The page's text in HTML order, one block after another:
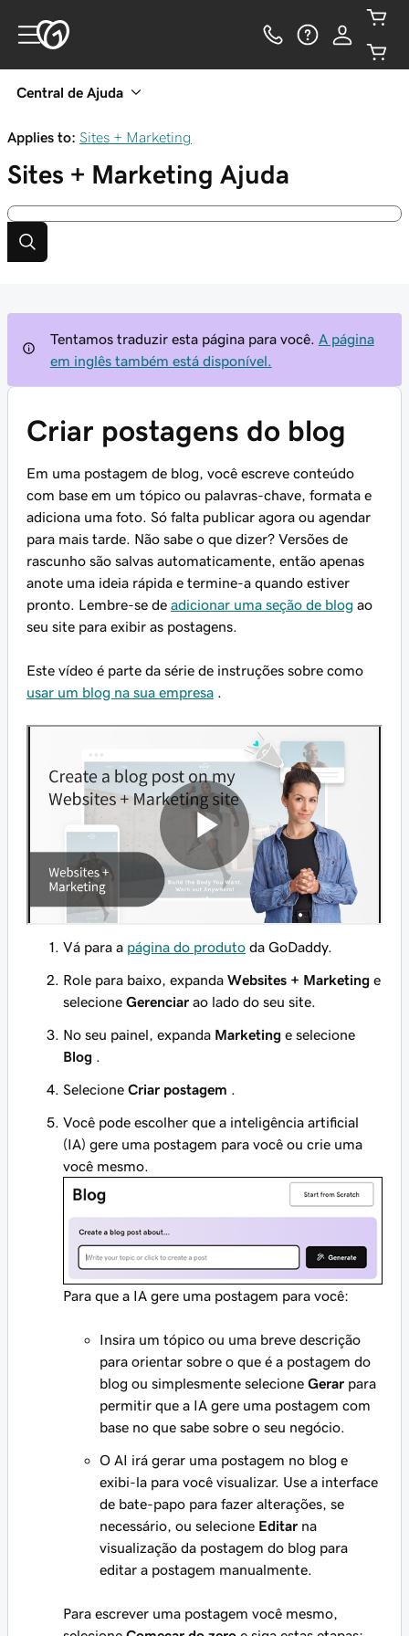
Central de Ajuda
Applies to: Sites + Marketing
Sites + Marketing Ajuda
Tentamos traduzir esta página para você.
A página
em inglês também está disponível.
Criar postagens do blog
Em uma postagem de blog, você escreve conteúdo
com base em um tópico ou palavras-chave, formata e
adiciona uma foto. Só falta publicar agora ou agendar
para mais tarde. Não sabe o que dizer? Versões de
rascunho são salvas automaticamente, então apenas
anote uma ideia rápida e termine-a quando estiver
pronto. Lembre-se de adicionar uma seção de blog ao
seu site para exibir as postagens.
Este vídeo é parte da série de instruções sobre como
usar um blog na sua empresa
Vá para a página do produto da GoDaddy.
Role para baixo, expanda Websites + Marketing e
selecione Gerenciar ao lado do seu site.
No seu painel, expanda Marketing e selecione
Blog .
Selecione Criar postagem .
Você pode escolher que a inteligência artificial
(IA) gere uma postagem para você ou crie uma
você mesmo.
Para que a IA gere uma postagem para você:
Insira um tópico ou uma breve descrição
para orientar sobre o que é a postagem do
blog ou simplesmente selecione Gerar para
permitir que a IA gere uma postagem com
base no que sabe sobre o seu negócio.
O AI irá gerar uma postagem no blog e
exibi-la para você visualizar. Use a interface
de bate-papo para fazer alterações, se
necessário, ou selecione Editar na
visualização da postagem do blog para
editar a postagem manualmente.
Para escrever uma postagem você mesmo,